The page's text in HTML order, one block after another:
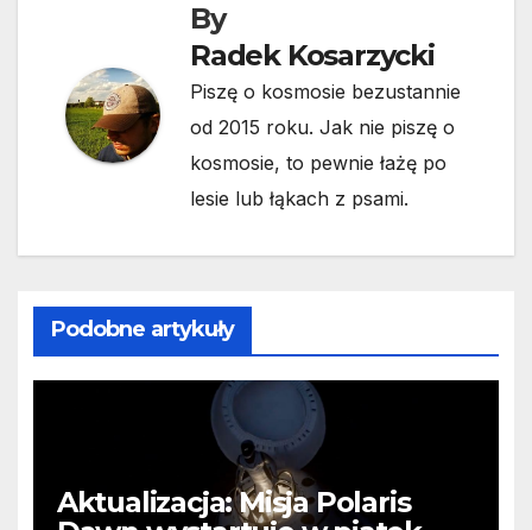
By
Radek Kosarzycki
Piszę o kosmosie bezustannie
od 2015 roku. Jak nie piszę o
kosmosie, to pewnie łażę po
lesie lub łąkach z psami.
Podobne artykuły
Aktualizacja: Misja Polaris